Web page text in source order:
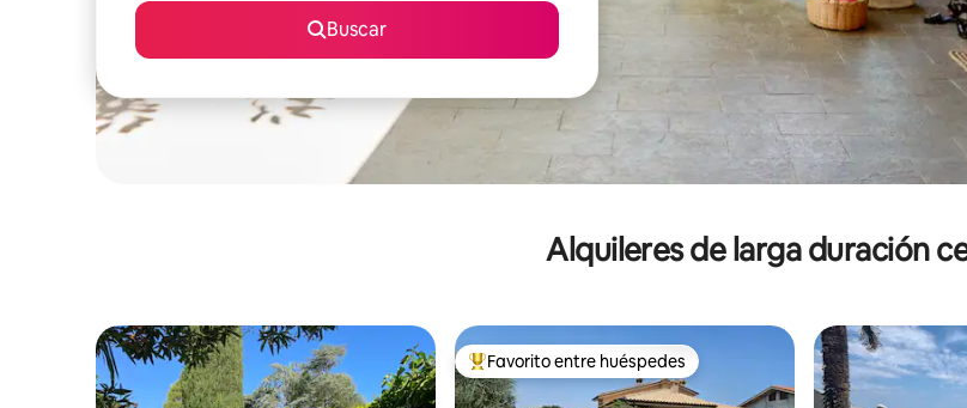
Buscar
Alquileres de larga duración
Favorito entre los huéspedes más destacados
Favorito entre huéspedes